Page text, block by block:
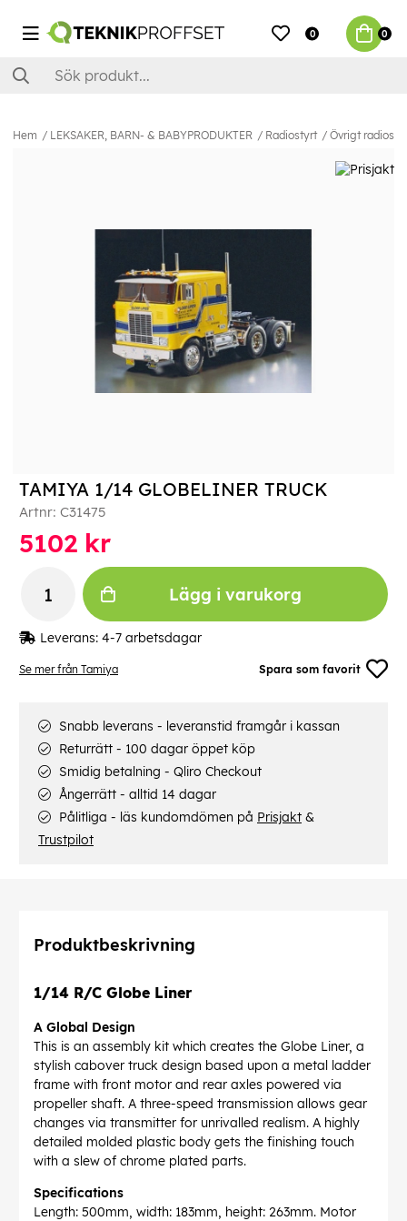
0 0
Hem LEKSAKER, BARN- & BABYPRODUKTER Radiostyrt Övrigt
Se mer från Tamiya Spara som favorit
TAMIYA 1/14 GLOBELINER TRUCK
Artnr: C31475
5102 kr
Lägg i varukorg
Leverans: 4-7 arbetsdagar
Snabb leverans - leveranstid framgår i kassan
Returrätt - 100 dagar öppet köp
Smidig betalning - Qliro Checkout
Ångerrätt - alltid 14 dagar
Pålitliga - läs kundomdömen på Prisjakt &
Trustpilot
Produktbeskrivning
1/14 R/C Globe Liner
A Global Design
This is an assembly kit which creates the Globe Liner, a
stylish cabover truck design based upon a metal ladder
frame with front motor and rear axles powered via
propeller shaft. A three-speed transmission allows gear
changes via transmitter for unrivalled realism. A highly
detailed molded plastic body gets the finishing touch
with a slew of chrome plated parts.
Specifications
Length: 500mm, width: 183mm, height: 263mm. Motor